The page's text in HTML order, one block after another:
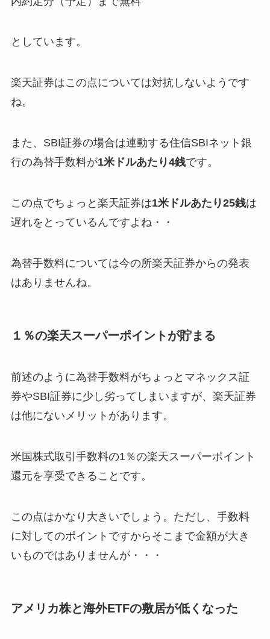
としています。
楽天証券はこの点については対抗しないようです
ね。
また、SBI証券の場合は連動する住信SBIネット銀
行の為替手数料が1米ドルあたり4銭です。
この点でちょっと楽天証券は1米ドルあたり25銭は
遅れをとっているんですよね・・
為替手数料については今の所楽天証券からの発表
はありませんね。
１％の楽天スーパーポイントが貯まる
前述のように為替手数料がちょっとマネックス証
券やSBI証券に少し劣ってしまいますが、楽天証券
は他にないメリットがあります。
米国株式取引手数料の1％の楽天スーパーポイント
還元を享受できることです。
この点はかなり大きいでしょう。ただし、手数料
に対してのポイントですからそこまで金額が大き
いものではありませんが・・・
アメリカ株と海外ETFの敷居が低くなった